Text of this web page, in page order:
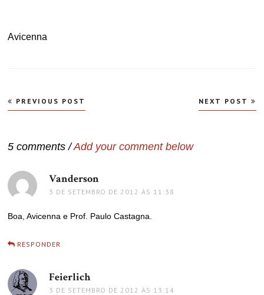
Avicenna
Navegação
de
PREVIOUS POST NEXT POST
5 comments /Add your comment below
Vanderson
3 DE SETEMBRO DE 2012 ÀS 11:38
Boa, Avicenna e Prof. Paulo Castagna.
RESPONDER
Feierlichdisse:
3 DE SETEMBRO DE 2012 ÀS 13:14